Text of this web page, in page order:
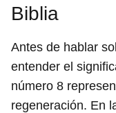
Biblia
Antes de hablar
entender el
número 8
regeneración. En